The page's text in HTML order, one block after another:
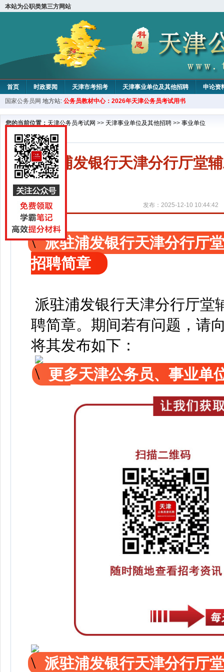
本站为公职类第三方网站
首页 时政要闻 天津市考招考 天津事业单位及其他招聘 申论资
教材中心
国家公务员网 地方站: 公务员教材中心：2026年天津公务员考试用书
您的当前位置： 天津公务员考试网 >> 天津事业单位及其他招聘 >> 事业单位
派驻浦发银行天津分行厅堂
发布：2025-12-10 10:44:42
派驻浦发银行天津分行厅
招聘简章
派驻浦发银行天津分行厅堂
聘简章。 期间若有问题，请
将其发布如下：
更多天津公务员、事业单
派驻浦发银行天津分行厅